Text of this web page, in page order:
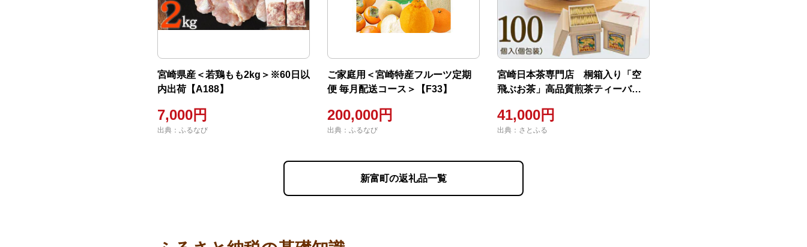
宮崎県産＜若鶏もも2kg＞※60日以
内出荷【A188】
7,000円
出典：ふるなび
ご家庭用＜宮崎特産フルーツ定期
便 毎月配送コース＞【F33】
200,000円
出典：ふるなび
宮崎日本茶専門店 桐箱入り「空
飛ぶお茶」高品質煎茶ティーバッ
41,000円
出典：さとふる
新富町の返礼品一覧